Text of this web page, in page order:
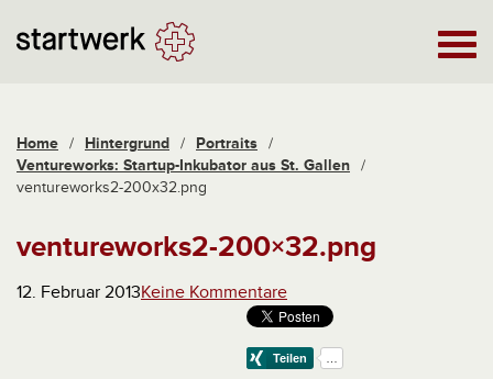
Home / Hintergrund / Portraits /
Ventureworks: Startup-Inkubator aus St. Gallen /
ventureworks2-200x32.png
ventureworks2-200×32.png
12. Februar 2013Keine Kommentare